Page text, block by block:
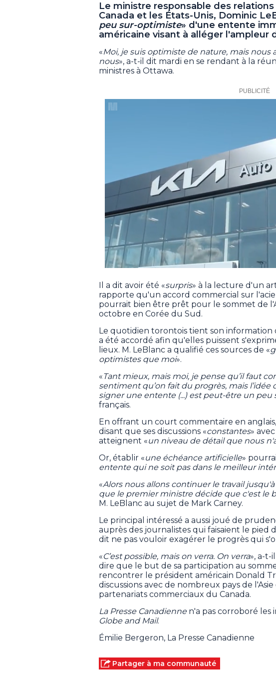
Le ministre responsable des
Canada et les États-Unis, Dominic
peu sur-optimiste» d'une entente
américaine visant à alléger l'ampleur
«Moi, je suis optimiste de nature, mais nous
nous», a-t-il dit mardi en se rendant à la
ministres à Ottawa.
Il a dit avoir été «surpris» à la lecture d'un
rapporte qu'un accord commercial sur
pourrait bien être prêt pour le sommet de
octobre en Corée du Sud.
Le quotidien torontois tient son
a été accordé afin qu'elles puissent
lieux. M. LeBlanc a qualifié ces sources de «
optimistes que moi».
«Tant mieux, mais moi, je pense qu’il faut
sentiment qu’on fait du progrès, mais l’idée
signer une entente (...) est peut-être un
français.
En offrant un court commentaire en
disant que ses discussions «constantes»
atteignent «un niveau de détail que nous
Or, établir «une échéance artificielle»
entente qui ne soit pas dans le meilleur
«Alors nous allons continuer le travail
que le premier ministre décide que c'est le
M. LeBlanc au sujet de Mark Carney.
Le principal intéressé a aussi joué de
auprès des journalistes qui faisaient le pied
dit ne pas vouloir exagérer le progrès qui
«C’est possible, mais on verra. On verra», a-t-
dire que le but de sa participation au
rencontrer le président américain Donald
discussions avec de nombreux pays de
partenariats commerciaux du Canada.
La Presse Canadiennen'a pas corroboré les
Globe and Mail.
Émilie Bergeron, La Presse Canadienne
Partager à ma communauté